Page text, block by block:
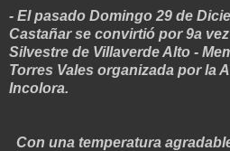
- El pasado Domingo 29 de
Castañar se convirtió por 9a
Silvestre de Villaverde Alto -
Torres Vales organizada por la
Incolora.
Con una temperatura